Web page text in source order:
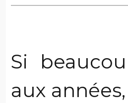
Si
aux